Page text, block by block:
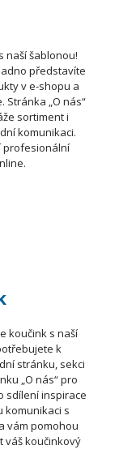
naší šablonou!
představíte
v e-shopu a
„O nás“
sortiment i
komunikaci.
profesionální
koučink s naší
k
stránku, sekci
„O nás“ pro
sdílení inspirace
komunikaci s
vám pomohou
váš koučinkový